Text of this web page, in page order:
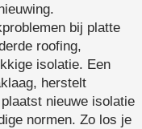
bij platte
roofing,
isolatie. Een
herstelt
nieuwe isolatie
normen. Zo los je